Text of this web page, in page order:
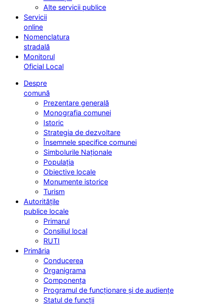
Alte servicii publice
Servicii
online
Nomenclatura
stradală
Monitorul
Oficial Local
Despre
comună
Prezentare generală
Monografia comunei
Istoric
Strategia de dezvoltare
Însemnele specifice comunei
Simbolurile Naționale
Populația
Obiective locale
Monumente istorice
Turism
Autoritățile
publice locale
Primarul
Consiliul local
RUTI
Primăria
Conducerea
Organigrama
Componența
Programul de funcționare și de audiențe
Statul de funcții